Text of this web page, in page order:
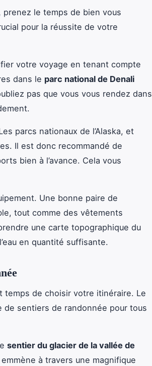
le temps de bien vous
pour la réussite de votre
votre voyage en tenant compte
dans le parc national de Denali
pas que vous vous rendez dans
parcs nationaux de l’Alaska, et
Il est donc recommandé de
bien à l’avance. Cela vous
Une bonne paire de
tout comme des vêtements
une carte topographique du
en quantité suffisante.
temps de choisir votre itinéraire. Le
de sentiers de randonnée pour tous
sentier du glacier de la vallée de
à travers une magnifique